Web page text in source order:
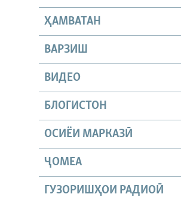
ҲАМВАТАН
ВАРЗИШ
ВИДЕО
БЛОГИСТОН
ОСИЁИ МАРКАЗӢ
ҶОМEА
ГУЗОРИШҲОИ РАДИОӢ